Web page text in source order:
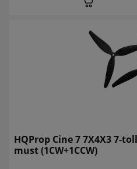
HQProp Cine 7 7X4X3 7-
must (1CW+1CCW)